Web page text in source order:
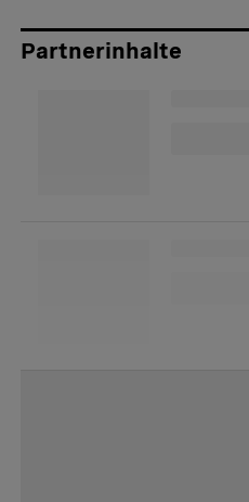
Partnerinhalte